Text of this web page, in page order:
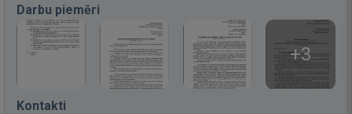
Darbu piemēri
+3
Kontakti